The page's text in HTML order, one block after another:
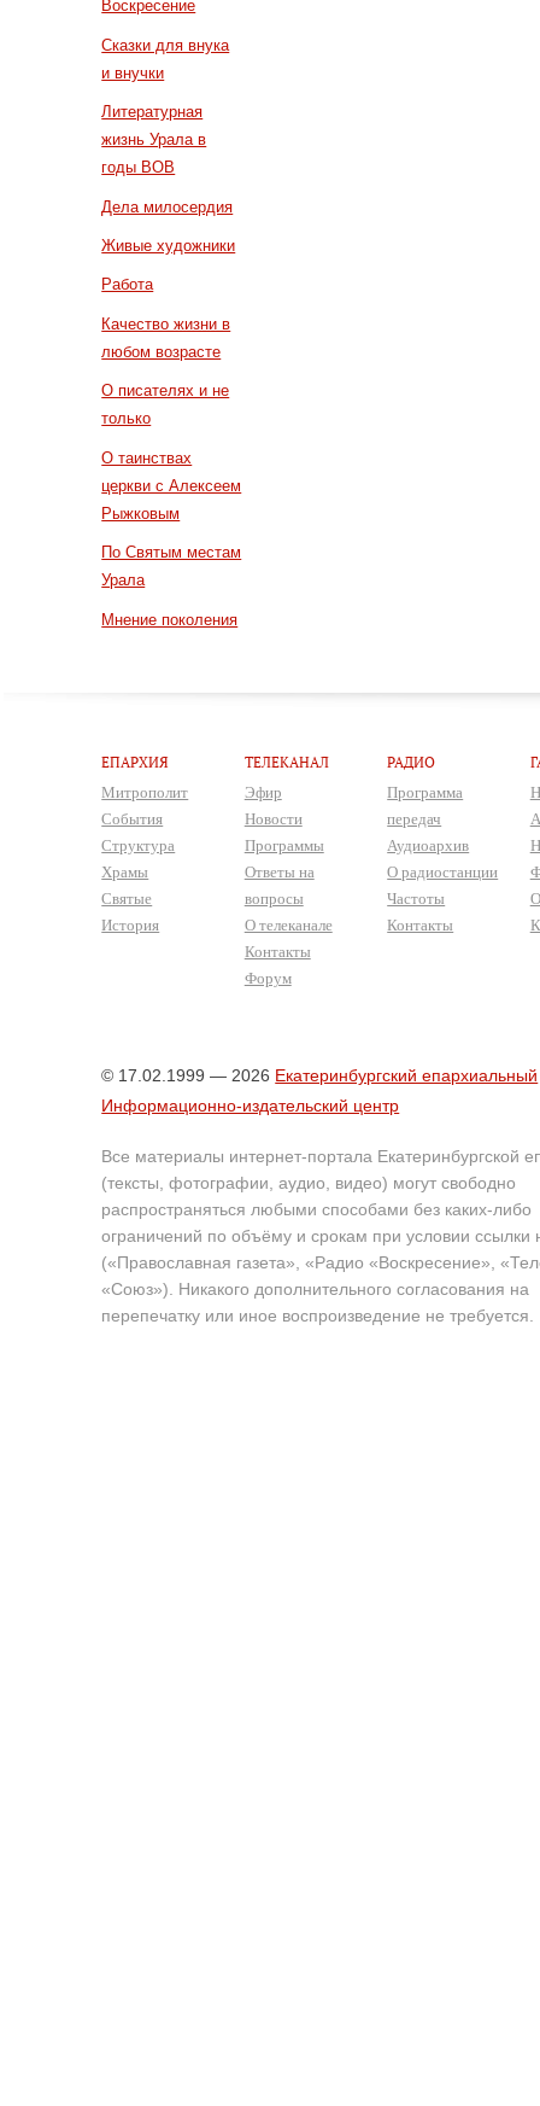
Воскресение
Сказки для внука
и внучки
Литературная
жизнь Урала в
годы ВОВ
Дела милосердия
Живые художники
Работа
Качество жизни в
любом возрасте
О писателях и не
только
О таинствах
церкви с Алексеем
Рыжковым
По Святым местам
Урала
Мнение поколения
ЕПАРХИЯ
Митрополит
События
Структура
Храмы
Святые
История
ТЕЛЕКАНАЛ
Эфир
Новости
Программы
Ответы на
вопросы
О телеканале
Контакты
Форум
РАДИО
Программа
передач
Аудиоархив
О радиостанции
Частоты
Контакты
© 17.02.1999 — 2026 Екатеринбургский епархиальный
Информационно-издательский центр
Все материалы интернет-портала Екатеринбургской
(тексты, фотографии, аудио, видео) могут свободно
распространяться любыми способами без каких-либо
ограничений по объёму и срокам при условии ссылки
(«Православная газета», «Радио «Воскресение»,
«Союз»). Никакого дополнительного согласования на
перепечатку или иное воспроизведение не требуется.